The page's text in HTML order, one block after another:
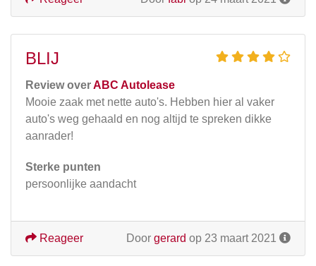
BLIJ
Review overABC Autolease
Mooie zaak met nette auto's. Hebben hier al vaker
auto's weg gehaald en nog altijd te spreken dikke
aanrader!
Sterke punten
persoonlijke aandacht
Door gerard op 23 maart 2021
Reageer